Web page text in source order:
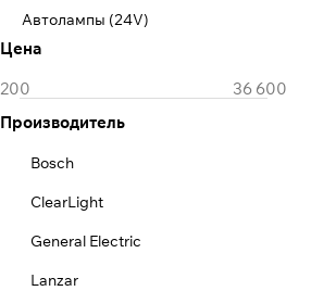
Автолампы (24V)
Цена
Производитель
Bosch
ClearLight
General Electric
Lanzar